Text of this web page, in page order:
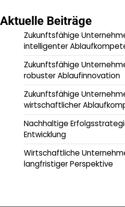
Aktuelle Beiträge
Zukunftsfähige
intelligenter
Zukunftsfähige
robuster Ablaufinnovation
Zukunftsfähige
wirtschaftlicher
Nachhaltige
Entwicklung
Wirtschaftliche
langfristiger Perspektive